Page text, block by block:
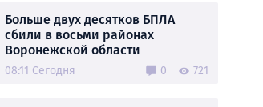
Больше двух десятков БПЛА
сбили в восьми районах
Воронежской области
08:11 Сегодня 0 721